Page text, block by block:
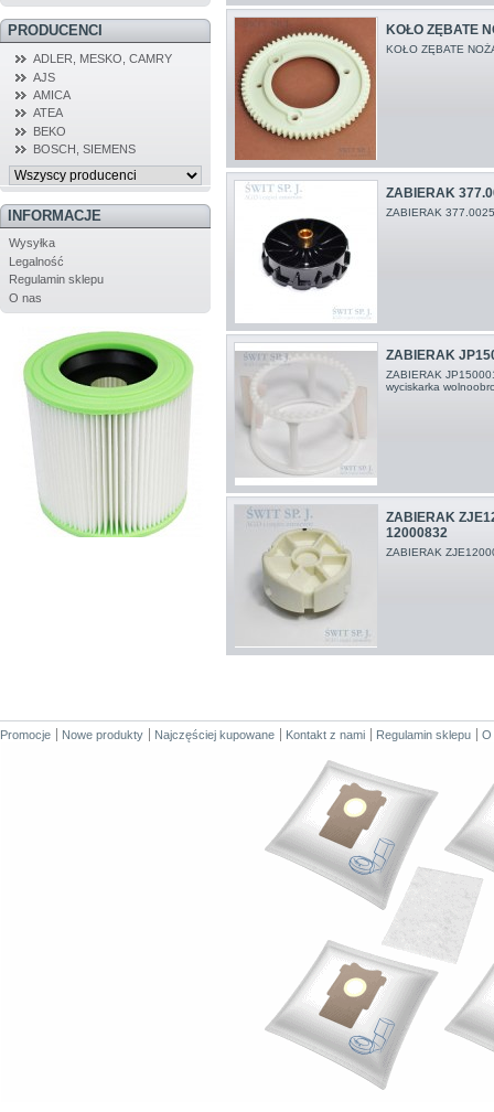
PRODUCENCI
ADLER, MESKO, CAMRY
AJS
AMICA
ATEA
BEKO
BOSCH, SIEMENS
INFORMACJE
Wysyłka
Legalność
Regulamin sklepu
O nas
KOŁO ZĘBATE
KOŁO ZĘBATE
ZABIERAK
ZABIERAK
ZABIERAK
ZABIERAK
wyciskarka
ZABIERAK
12000832
ZABIERAK
Promocje Nowe produkty Najczęściej kupowane Kontakt z nami Regulamin sklepu O